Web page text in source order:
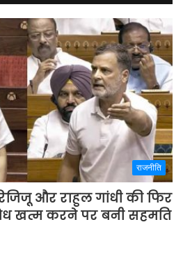
राजनीति
और राहुल गांधी की फिर
खत्म करने पर बनी सहमति